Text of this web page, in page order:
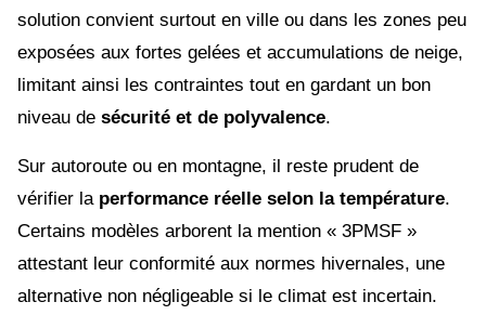
solution convient surtout en ville ou dans les zones peu
exposées aux fortes gelées et accumulations de neige,
limitant ainsi les contraintes tout en gardant un bon
niveau de sécurité et de polyvalence.
Sur autoroute ou en montagne, il reste prudent de
vérifier la performance réelle selon la température.
Certains modèles arborent la mention « 3PMSF »
attestant leur conformité aux normes hivernales, une
alternative non négligeable si le climat est incertain.